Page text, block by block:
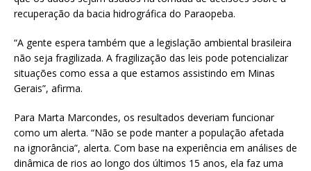
recuperação da bacia hidrográfica do Paraopeba.
“A gente espera também que a legislação ambiental brasileira
não seja fragilizada. A fragilização das leis pode potencializar
situações como essa a que estamos assistindo em Minas
Gerais”, afirma.
Para Marta Marcondes, os resultados deveriam funcionar
como um alerta. “Não se pode manter a população afetada
na ignorância”, alerta. Com base na experiência em análises de
dinâmica de rios ao longo dos últimos 15 anos, ela faz uma